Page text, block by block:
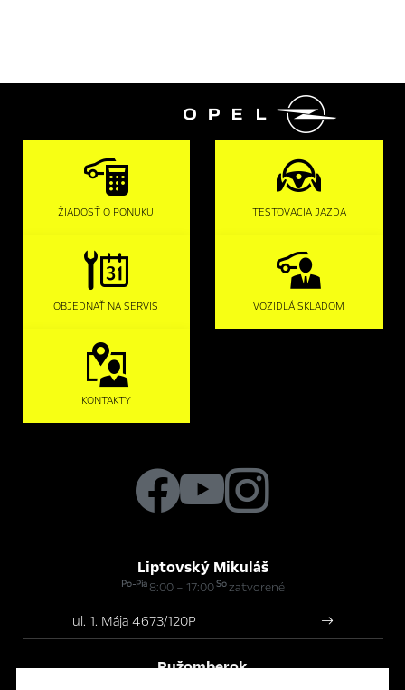

ŽIADOSŤ O PONUKU TESTOVACIA JAZDA
OBJEDNAŤ NA SERVIS VOZIDLÁ SKLADOM
KONTAKTY
Liptovský Mikuláš
Po-Pia8:00 – 17:00Sozatvorené
ul. 1. Mája 4673/120P
Ružomberok